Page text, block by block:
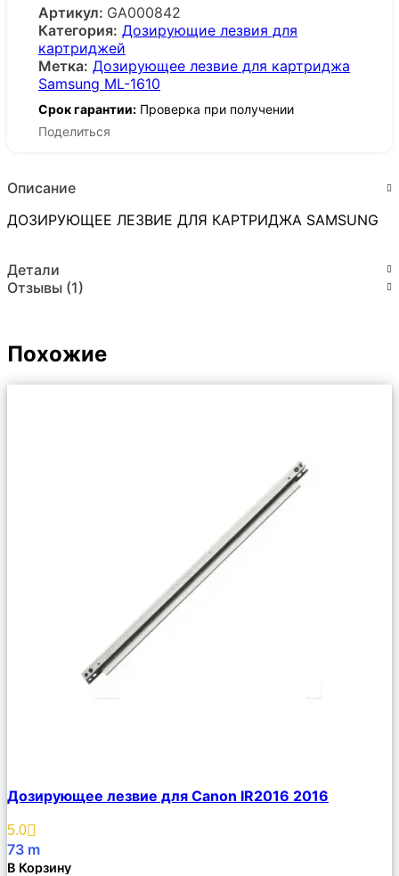
Артикул: GA000842
Категория: Дозирующие лезвия для
картриджей
Метка: Дозирующее лезвие для картриджа
Samsung ML-1610
Срок гарантии: Проверка при получении
Поделиться
Описание
ДОЗИРУЮЩЕЕ ЛЕЗВИЕ ДЛЯ КАРТРИДЖА SAMSUNG
Детали
Отзывы (1)
Похожие
Описание
Избранное
Дозирующее лезвие для Canon IR2016 2016
5.0
73 m
В Корзину